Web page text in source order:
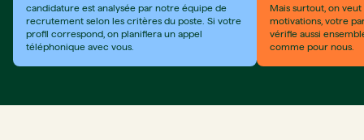
candidature est analysée par notre équipe de
recrutement selon les critères du poste. Si votre
profil correspond, on planifiera un appel
téléphonique avec vous.
Mais surtout, on
motivations, votre
vérifie aussi
comme pour nous.